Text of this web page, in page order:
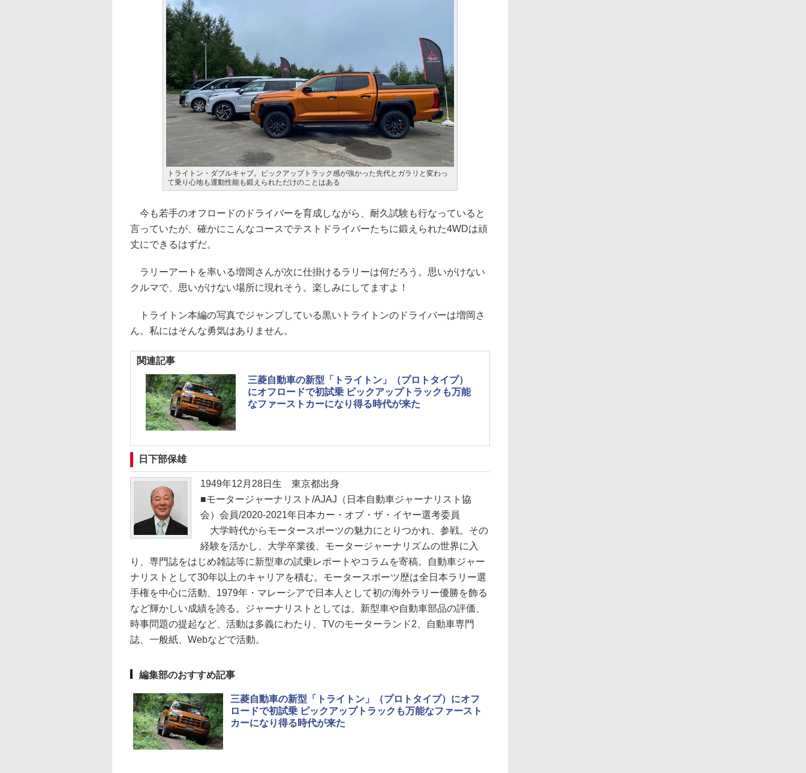
トライトン・ダブルキャブ。ピックアップトラック感が強かった先代とガラリと変わっ
て乗り心地も運動性能も鍛えられただけのことはある
今も若手のオフロードのドライバーを育成しながら、耐久試験も行なっていると
言っていたが、確かにこんなコースでテストドライバーたちに鍛えられた4WDは頑
丈にできるはずだ。
ラリーアートを率いる増岡さんが次に仕掛けるラリーは何だろう。思いがけない
クルマで、思いがけない場所に現れそう。楽しみにしてますよ！
トライトン本編の写真でジャンプしている黒いトライトンのドライバーは増岡さ
ん。私にはそんな勇気はありません。
関連記事
三菱自動車の新型「トライトン」（プロトタイプ）
にオフロードで初試乗 ピックアップトラックも万能
なファーストカーになり得る時代が来た
日下部保雄
1949年12月28日生 東京都出身
■モータージャーナリスト/AJAJ（日本自動車ジャーナリスト協
会）会員/2020-2021年日本カー・オブ・ザ・イヤー選考委員
大学時代からモータースポーツの魅力にとりつかれ、参戦。その
経験を活かし、大学卒業後、モータージャーナリズムの世界に入
り、専門誌をはじめ雑誌等に新型車の試乗レポートやコラムを寄稿。自動車ジャー
ナリストとして30年以上のキャリアを積む。モータースポーツ歴は全日本ラリー選
手権を中心に活動、1979年・マレーシアで日本人として初の海外ラリー優勝を飾る
など輝かしい成績を誇る。ジャーナリストとしては、新型車や自動車部品の評価、
時事問題の提起など、活動は多義にわたり、TVのモーターランド2、自動車専門
誌、一般紙、Webなどで活動。
編集部のおすすめ記事
三菱自動車の新型「トライトン」（プロトタイプ）にオフ
ロードで初試乗 ピックアップトラックも万能なファースト
カーになり得る時代が来た